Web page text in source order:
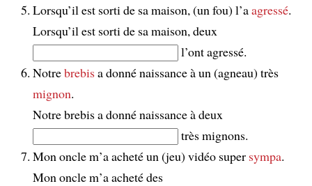
Lorsqu’il est sorti de sa maison, (un fou) l’aagressé.
Lorsqu’il est sorti de sa maison, deux
l’ont agressé.
Notrebrebisa donné naissance à un (agneau) très
mignon.
Notre brebis a donné naissance à deux
très mignons.
Mon oncle m’a acheté un (jeu) vidéo super sympa.
Mon oncle m’a acheté des